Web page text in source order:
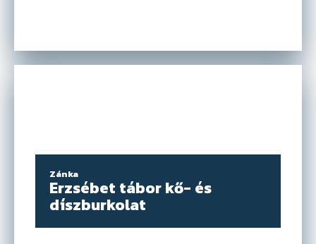
Zánka
Erzsébet tábor kő- és
díszburkolat